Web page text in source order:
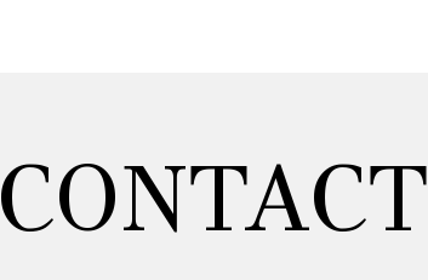
CONTACT